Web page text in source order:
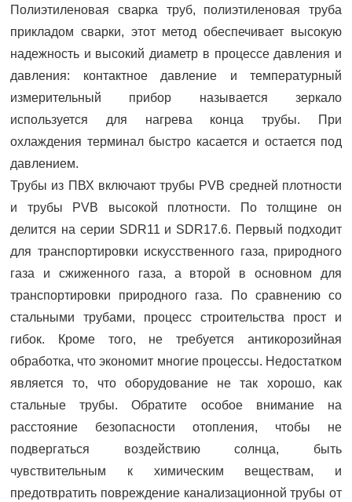
Полиэтиленовая сварка труб, полиэтиленовая труба
прикладом сварки, этот метод обеспечивает высокую
надежность и высокий диаметр в процессе давления и
давления: контактное давление и температурный
измерительный прибор называется зеркало
используется для нагрева конца трубы. При
охлаждения терминал быстро касается и остается под
давлением.
Трубы из ПВХ включают трубы PVB средней плотности
и трубы PVB высокой плотности. По толщине он
делится на серии SDR11 и SDR17.6. Первый подходит
для транспортировки искусственного газа, природного
газа и сжиженного газа, а второй в основном для
транспортировки природного газа. По сравнению со
стальными трубами, процесс строительства прост и
гибок. Кроме того, не требуется антикорозийная
обработка, что экономит многие процессы. Недостатком
является то, что оборудование не так хорошо, как
стальные трубы. Обратите особое внимание на
расстояние безопасности отопления, чтобы не
подвергаться воздействию солнца, быть
чувствительным к химическим веществам, и
предотвратить повреждение канализационной трубы от